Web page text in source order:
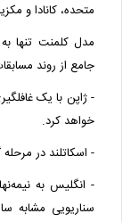
متحده، کانادا و
مدل کلمنت تنها
جامع از روند
- ژاپن با یک
خواهد کرد.
- اسکاتلند در
- انگلیس به